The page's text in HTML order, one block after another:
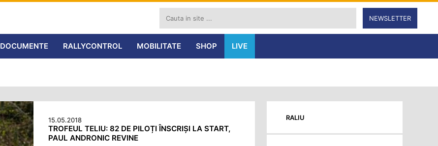
NEWSLETTER
DOCUMENTE RALLYCONTROL MOBILITATE SHOP LIVE
15.05.2018
TROFEUL TELIU: 82 DE PILOȚI ÎNSCRIȘI LA START,
PAUL ANDRONIC REVINE
RALIU